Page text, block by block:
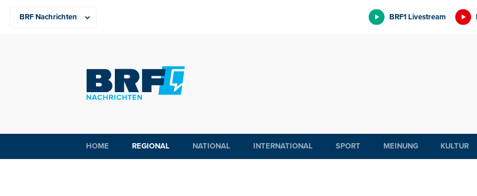
BRF1 Livestream
HOME REGIONAL NATIONAL INTERNATIONAL SPORT MEINUNG KULTUR